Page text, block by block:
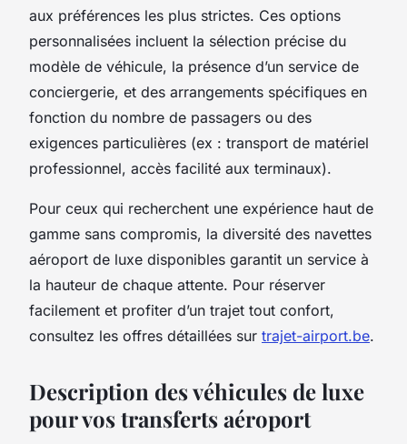
aux préférences les plus strictes. Ces options
personnalisées incluent la sélection précise du
modèle de véhicule, la présence d’un service de
conciergerie, et des arrangements spécifiques en
fonction du nombre de passagers ou des
exigences particulières (ex : transport de matériel
professionnel, accès facilité aux terminaux).
Pour ceux qui recherchent une expérience haut de
gamme sans compromis, la diversité des navettes
aéroport de luxe disponibles garantit un service à
la hauteur de chaque attente. Pour réserver
facilement et profiter d’un trajet tout confort,
consultez les offres détaillées sur trajet-airport.be.
Description des véhicules de luxe
pour vos transferts aéroport